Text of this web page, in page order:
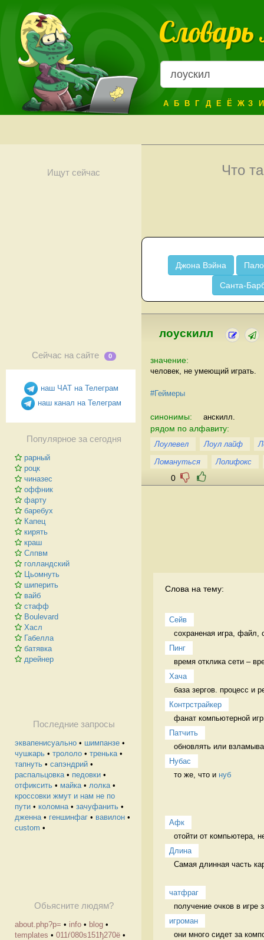
А Б В Г Д Е Ё Ж З И
Ищут сейчас
Сейчас на сайте 0
наш ЧАТ на Телеграм
наш канал на Телеграм
Популярное за сегодня
рарный
роцк
чиназес
оффник
фарту
баребух
Капец
кирять
краш
Слпвм
голландский
Цьомнуть
шиперить
вайб
стафф
Boulevard
Хасл
Габелла
батявка
дрейнер
Последние запросы
эквапенисуально • шимпанзе •
чушкарь • трололо • тренька•
тапнуть • сапэндрий •
распальцовка• педовки •
отфиксить • майка• лолка•
кроссовки жмут и нам не по
пути • коломна• зачуфанить •
дженна• геншинфаг • вавилон •
custom •
Обьясните людям?
about.php?p= • info • blog •
templates • 011ѓ080ѕ151ђ270ё •
Что
Джона Вэйна
Санта-
лоускилл
значение:
человек, не умеющий играть.
#Геймеры
синонимы: анскилл.
рядом по алфавиту:
Лоулевел Лоул лайф
Ломануться
Лолифокс
0
Слова на тему:
Сейв
сохраненая игра, файл,
Пинг
время отклика сети –
Хача
база зергов. процесс и
Контрстрайкер
фанат компьютерной
Патчить
обновлять или
Нубас
то же, что и нуб
Афк
отойти от компьютера,
Длина
Самая длинная часть
чатфраг
получение очков в
игроман
они много сидет за